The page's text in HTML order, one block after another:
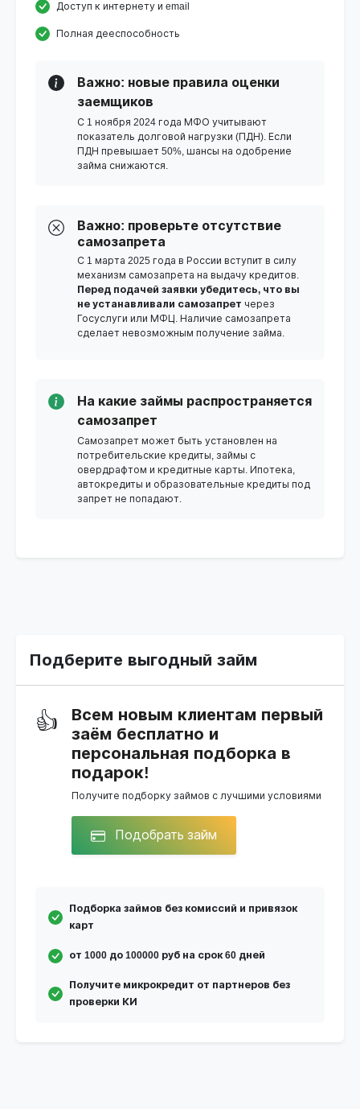
Доступ к интернету и email
Полная дееспособность
Важно: новые правила оценки
заемщиков
С 1 ноября 2024 года МФО учитывают
показатель долговой нагрузки (ПДН). Если
ПДН превышает 50%, шансы на одобрение
займа снижаются.
Важно: проверьте отсутствие
самозапрета
С 1 марта 2025 года в России вступит в силу
механизм самозапрета на выдачу кредитов.
Перед подачей заявки убедитесь, что вы
не устанавливали самозапрет через
Госуслуги или МФЦ. Наличие самозапрета
сделает невозможным получение займа.
На какие займы распространяется
самозапрет
Самозапрет может быть установлен на
потребительские кредиты, займы с
овердрафтом и кредитные карты. Ипотека,
автокредиты и образовательные кредиты под
запрет не попадают.
Подберите выгодный займ
👍
Всем новым клиентам первый
заём бесплатно и
персональная подборка в
подарок!
Получите подборку займов с лучшими условиями
Подобрать займ
Подборка займов без комиссий и привязок
карт
от 1000 до 100000 руб на срок 60 дней
Получите микрокредит от партнеров без
проверки КИ